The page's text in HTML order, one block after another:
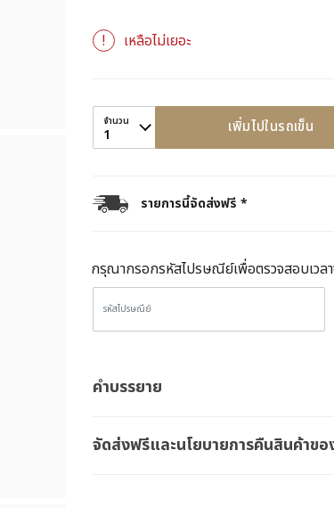
เหลือไม่เยอะ
จำนวน
1 เพิ่มไปในรถเข็น
รายการนี้จัดส่งฟรี *
กรุณากรอกรหัสไปรษณีย์เพื่อตรวจสอบเวล
คำบรรยาย
จัดส่งฟรีและนโยบายการคืนสินค้าขอ